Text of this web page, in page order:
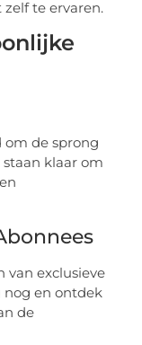
te ervaren.
om de sprong
staan klaar om
van exclusieve
nog en ontdek
de